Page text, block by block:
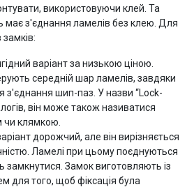
використовуючи клей. Та
має з'єднання ламелів без клею. Для
замків:
варіант за низькою ціною.
середній шар ламелів, завдяки
з'єднання шип-паз. У назви “Lock-
він може також називатися
клямкою.
дорожчий, але він вирізняється
Ламелі при цьому поєднуються
замкнутися. Замок виготовляють із
для того, щоб фіксація була